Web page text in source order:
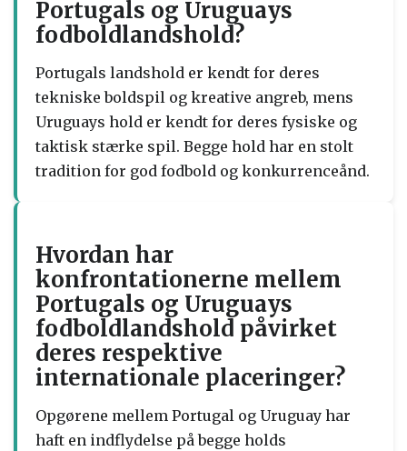
Portugals og Uruguays
fodboldlandshold?
Portugals landshold er kendt for deres
tekniske boldspil og kreative angreb, mens
Uruguays hold er kendt for deres fysiske og
taktisk stærke spil. Begge hold har en stolt
tradition for god fodbold og konkurrenceånd.
Hvordan har
konfrontationerne mellem
Portugals og Uruguays
fodboldlandshold påvirket
deres respektive
internationale placeringer?
Opgørene mellem Portugal og Uruguay har
haft en indflydelse på begge holds